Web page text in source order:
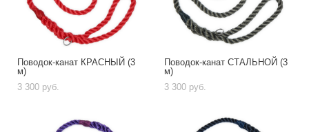
Поводок-канат КРАСНЫЙ (3
м)
3 300 pуб.
Поводок-канат СТАЛЬНОЙ (3
м)
3 300 pуб.